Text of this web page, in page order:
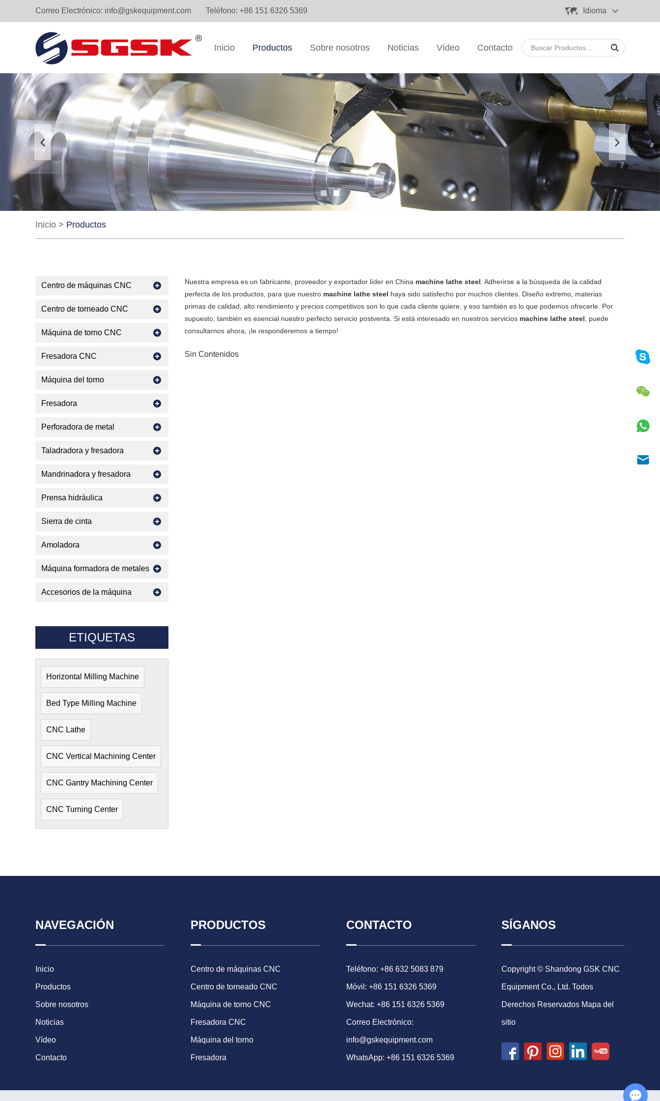
Correo Electrónico: info@gskequipment.com Teléfono: +86 151 6326 5369 Idioma
Inicio Productos Sobre nosotros Noticias Vídeo Contacto
Inicio > Productos
Nuestra empresa es un fabricante, proveedor y exportador líder en China machine lathe steel . Adherirse a la búsqueda de la calidad
perfecta de los productos, para que nuestro machine lathe steel haya sido satisfecho por muchos clientes. Diseño extremo, materias
primas de calidad, alto rendimiento y precios competitivos son lo que cada cliente quiere, y eso también es lo que podemos ofrecerle. Por
supuesto, también es esencial nuestro perfecto servicio postventa. Si está interesado en nuestros servicios machine lathe steel , puede
consultarnos ahora, ¡le responderemos a tiempo!
Sin Contenidos
Centro de máquinas CNC
Centro de torneado CNC
Máquina de torno CNC
Fresadora CNC
Máquina del torno
Fresadora
Perforadora de metal
Taladradora y fresadora
Mandrinadora y fresadora
Prensa hidráulica
Sierra de cinta
Amoladora
Máquina formadora de metales
Accesorios de la máquina
ETIQUETAS
Horizontal Milling Machine
Bed Type Milling Machine
CNC Lathe
CNC Vertical Machining Center
CNC Gantry Machining Center
CNC Turning Center
NAVEGACIÓN
Inicio
Productos
Sobre nosotros
Noticias
Vídeo
Contacto
PRODUCTOS
Centro de máquinas CNC
Centro de torneado CNC
Máquina de torno CNC
Fresadora CNC
Máquina del torno
Fresadora
CONTACTO
Teléfono: +86 632 5083 879
Móvil: +86 151 6326 5369
Wechat: +86 151 6326 5369
Correo Electrónico:
info@gskequipment.com
WhatsApp: +86 151 6326 5369
SÍGANOS
Copyright © Shandong GSK CNC
Equipment Co., Ltd. Todos
Derechos Reservados Mapa del
sitio
Chat with Us